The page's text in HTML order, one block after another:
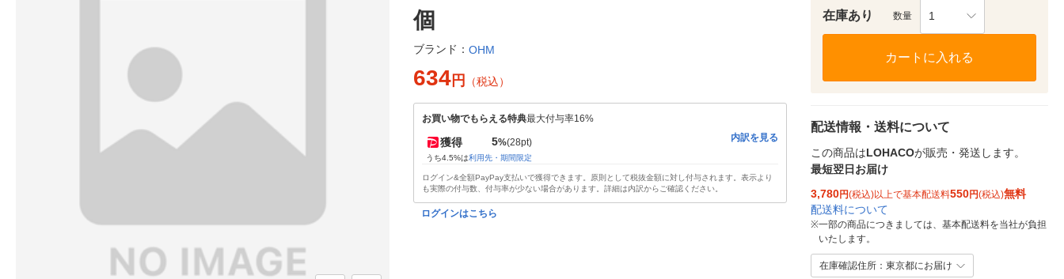
個
ブランド： OHM
634 円 （税込）
お買い物でもらえる特典最大付与率16%
獲得 5%(28pt)
うち4.5%は利用先・期間限定
内訳を見る
ログイン&全額PayPay支払いで獲得できます。原則として税抜金額に対し付与されます。表示より
も実際の付与数、付与率が少ない場合があります。詳細は内訳からご確認ください。
ログインはこちら
在庫あり 数量 1
カートに入れる
配送情報・送料について
この商品はLOHACOが販売・発送します。
最短翌日お届け
3,780円(税込)以上で基本配送料550円(税込)無料
配送料について
※一部の商品につきましては、基本配送料を当社が負担
いたします。
在庫確認住所：東京都にお届け